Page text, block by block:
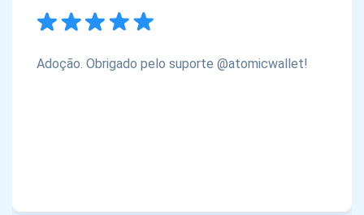
Adoção. Obrigado pelo suporte @atomicwallet!